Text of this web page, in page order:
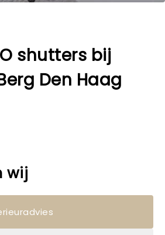
shutters bij
Den Haag
wij